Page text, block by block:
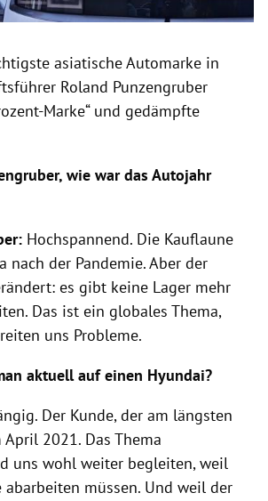
asiatische Automarke in
Roland Punzengruber
Marke“ und gedämpfte
wie war das Autojahr
Hochspannend. Die Kauflaune
nach der Pandemie. Aber der
es gibt keine Lager mehr
Das ist ein globales Thema,
uns Probleme.
aktuell auf einen Hyundai?
Der Kunde, der am längsten
2021. Das Thema
uns wohl weiter begleiten, weil
müssen. Und weil der